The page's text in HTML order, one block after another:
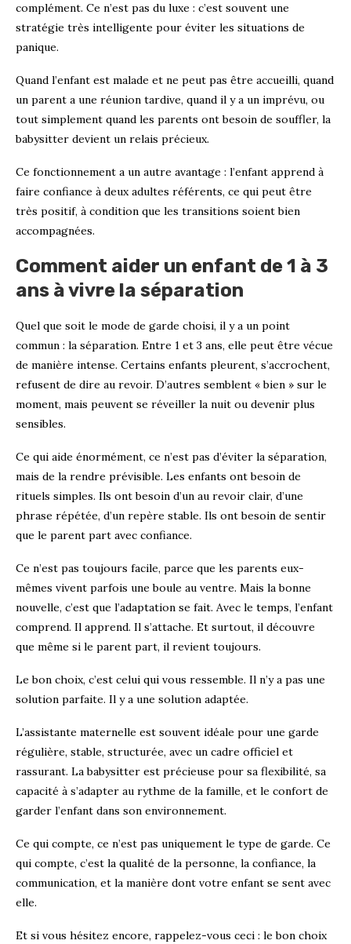
complément. Ce n’est pas du luxe : c’est souvent une
stratégie très intelligente pour éviter les situations de
panique.
Quand l’enfant est malade et ne peut pas être accueilli, quand
un parent a une réunion tardive, quand il y a un imprévu, ou
tout simplement quand les parents ont besoin de souffler, la
babysitter devient un relais précieux.
Ce fonctionnement a un autre avantage : l’enfant apprend à
faire confiance à deux adultes référents, ce qui peut être
très positif, à condition que les transitions soient bien
accompagnées.
Comment aider un enfant de 1 à 3
ans à vivre la séparation
Quel que soit le mode de garde choisi, il y a un point
commun : la séparation. Entre 1 et 3 ans, elle peut être vécue
de manière intense. Certains enfants pleurent, s’accrochent,
refusent de dire au revoir. D’autres semblent « bien » sur le
moment, mais peuvent se réveiller la nuit ou devenir plus
sensibles.
Ce qui aide énormément, ce n’est pas d’éviter la séparation,
mais de la rendre prévisible. Les enfants ont besoin de
rituels simples. Ils ont besoin d’un au revoir clair, d’une
phrase répétée, d’un repère stable. Ils ont besoin de sentir
que le parent part avec confiance.
Ce n’est pas toujours facile, parce que les parents eux-
mêmes vivent parfois une boule au ventre. Mais la bonne
nouvelle, c’est que l’adaptation se fait. Avec le temps, l’enfant
comprend. Il apprend. Il s’attache. Et surtout, il découvre
que même si le parent part, il revient toujours.
Le bon choix, c’est celui qui vous ressemble. Il n’y a pas une
solution parfaite. Il y a une solution adaptée.
L’assistante maternelle est souvent idéale pour une garde
régulière, stable, structurée, avec un cadre officiel et
rassurant. La babysitter est précieuse pour sa flexibilité, sa
capacité à s’adapter au rythme de la famille, et le confort de
garder l’enfant dans son environnement.
Ce qui compte, ce n’est pas uniquement le type de garde. Ce
qui compte, c’est la qualité de la personne, la confiance, la
communication, et la manière dont votre enfant se sent avec
elle.
Et si vous hésitez encore, rappelez-vous ceci : le bon choix